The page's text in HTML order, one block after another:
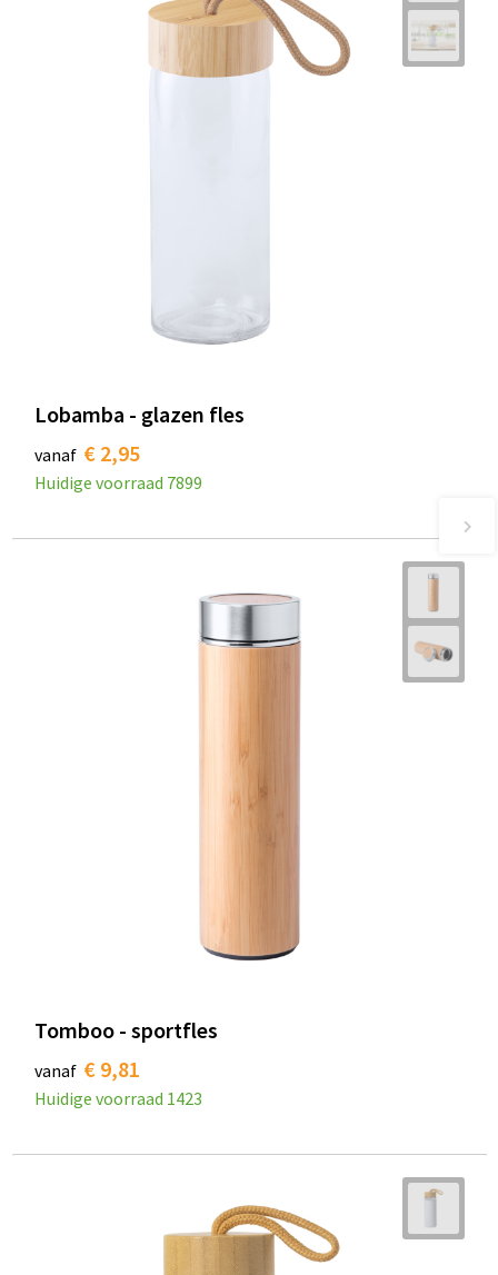
Lobamba - glazen fles
vanaf € 2,95
Huidige voorraad 7899
Tomboo - sportfles
vanaf € 9,81
Huidige voorraad 1423